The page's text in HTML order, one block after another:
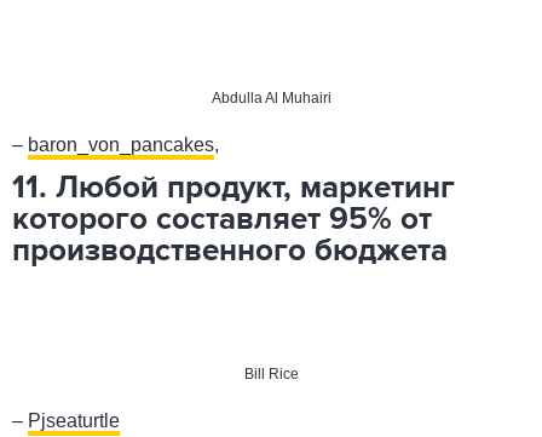
Abdulla Al Muhairi
– baron_von_pancakes,
11. Любой продукт, маркетинг
которого составляет 95% от
производственного бюджета
Bill Rice
– Pjseaturtle